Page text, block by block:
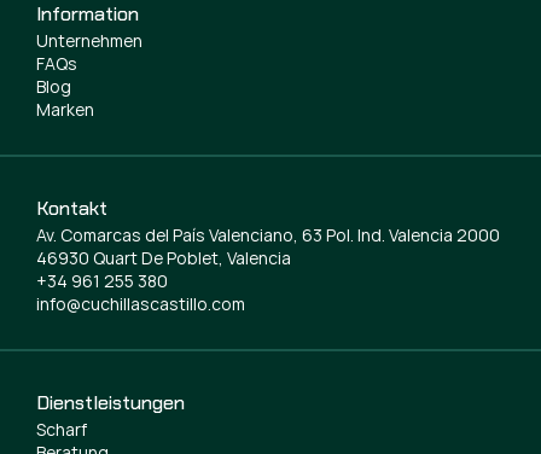
Dienstleistungen
Scharf
Information
Unternehmen
FAQs
Blog
Marken
Kontakt
Av. Comarcas del País Valenciano, 63 Pol. Ind. Valencia 2000
46930 Quart De Poblet, Valencia
+34 961 255 380
info@cuchillascastillo.com